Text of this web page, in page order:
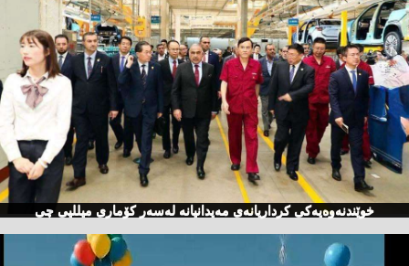
خوێندنەوەیەكی كرداریانەی مەیدانیانە لەسەر كۆماری میللیی چی